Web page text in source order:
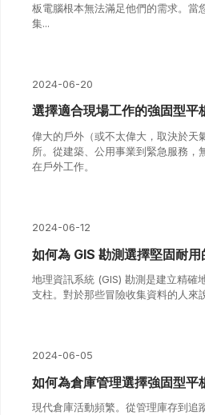
板電腦根本無法滿足他們的需求。當
集...
選擇適合現場工作的強固型平
偉大的戶外（或不太偉大，取決於天
所。從建築、公用事業到緊急服務，
在戶外工作。
2024-06-20
如何為 GIS 勘測選擇堅固耐用
地理資訊系統 (GIS) 勘測是建立精確
支柱。對於那些冒險收集資料的人來
2024-06-12
如何為倉庫管理選擇強固型平
現代倉庫活動頻繁。從管理庫存到追
2024-06-05